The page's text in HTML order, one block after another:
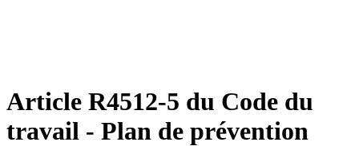
Article R4512-5 du Code du
travail - Plan de prévention